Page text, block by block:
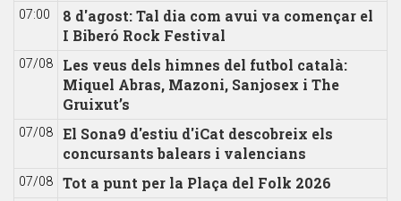
07:00
8 d'agost: Tal dia com avui va començar el
I Biberó Rock Festival
07/08
Les veus dels himnes del futbol català:
Miquel Abras, Mazoni, Sanjosex i The
Gruixut’s
07/08
El Sona9 d'estiu d'iCat descobreix els
concursants balears i valencians
07/08 Tot a punt per la Plaça del Folk 2026